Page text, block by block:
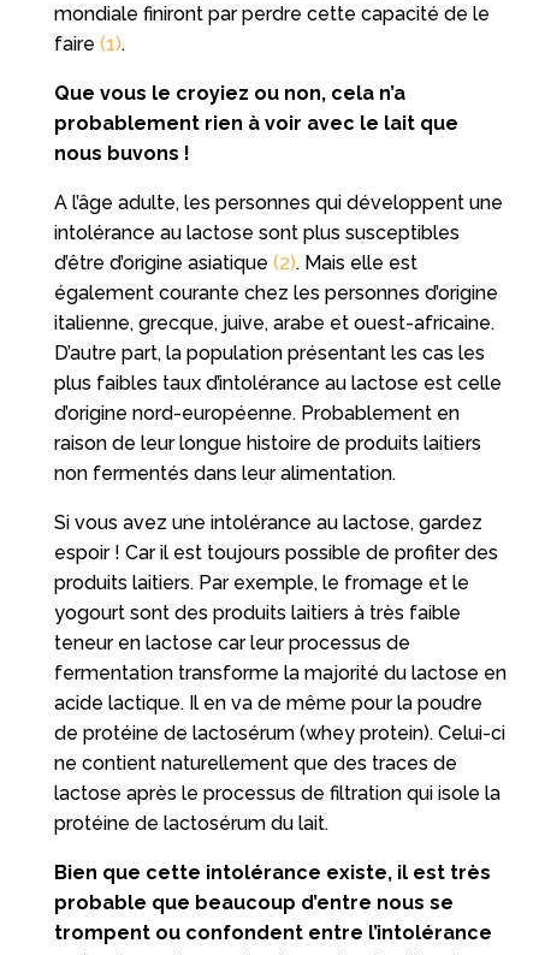
mondiale finiront par perdre cette capacité de le
faire (1).
Que vous le croyiez ou non, cela n’a
probablement rien à voir avec le lait que
nous buvons !
A l’âge adulte, les personnes qui développent une
intolérance au lactose sont plus susceptibles
d’être d’origine asiatique (2). Mais elle est
également courante chez les personnes d’origine
italienne, grecque, juive, arabe et ouest-africaine.
D’autre part, la population présentant les cas les
plus faibles taux d’intolérance au lactose est celle
d’origine nord-européenne. Probablement en
raison de leur longue histoire de produits laitiers
non fermentés dans leur alimentation.
Si vous avez une intolérance au lactose, gardez
espoir ! Car il est toujours possible de profiter des
produits laitiers. Par exemple, le fromage et le
yogourt sont des produits laitiers à très faible
teneur en lactose car leur processus de
fermentation transforme la majorité du lactose en
acide lactique. Il en va de même pour la poudre
de protéine de lactosérum (whey protein). Celui-ci
ne contient naturellement que des traces de
lactose après le processus de filtration qui isole la
protéine de lactosérum du lait.
Bien que cette intolérance existe, il est très
probable que beaucoup d’entre nous se
trompent ou confondent entre l’intolérance